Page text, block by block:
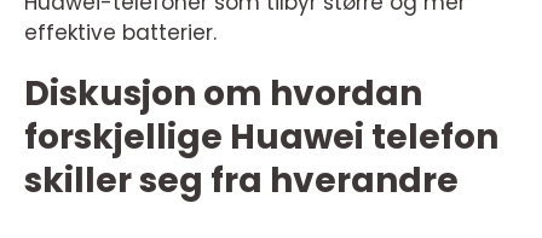
effektive batterier.
Diskusjon om hvordan
forskjellige Huawei telefon
skiller seg fra hverandre